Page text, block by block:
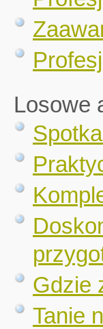
Losowe
Gdzie
Tanie